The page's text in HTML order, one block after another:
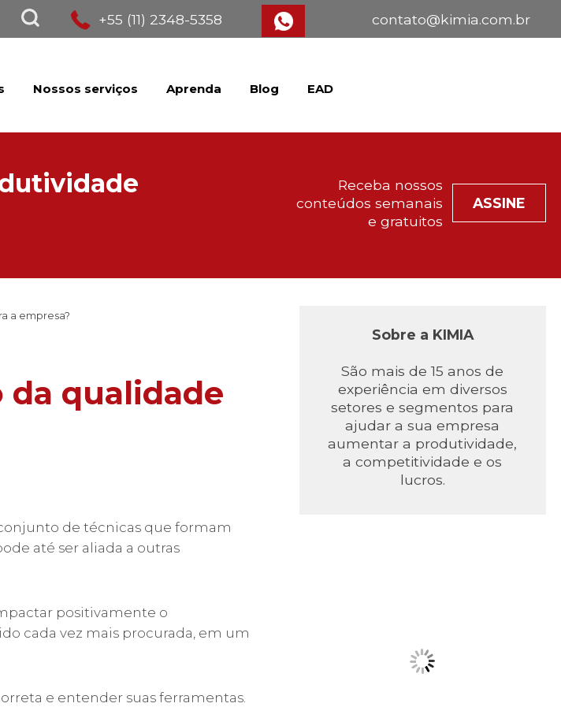
+55 (11) 2348-5358 contato@kimia.com.br
Nossos serviços Aprenda Blog EAD
Receba nossos
conteúdos semanais
e gratuitos
ASSINE
a empresa?
da qualidade
de técnicas que formam
até ser aliada a outras
positivamente o
cada vez mais procurada, em um
e entender suas ferramentas.
Sobre a KIMIA
São mais de 15 anos de
experiência em diversos
setores e segmentos para
ajudar a sua empresa
aumentar a produtividade,
a competitividade e os
lucros.